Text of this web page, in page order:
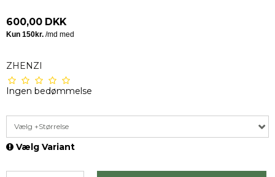
600,00 DKK
ZHENZI
Ingen bedømmelse
Vælg +Størrelse
Vælg Variant